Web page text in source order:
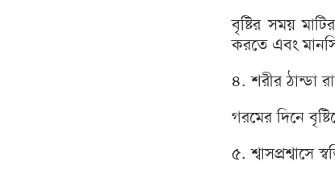
বৃষ্টির সময়
করতে এবং
৪. শরীর ঠান্ডা
গরমের দিনে
৫. শ্বাসপ্রশ্বাসে